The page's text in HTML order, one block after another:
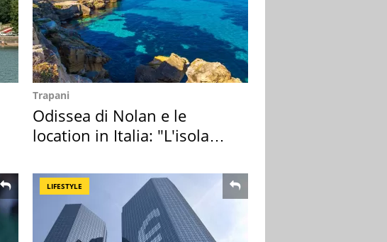
Trapani
Odissea di Nolan e le
location in Italia: "L'isola
LIFESTYLE